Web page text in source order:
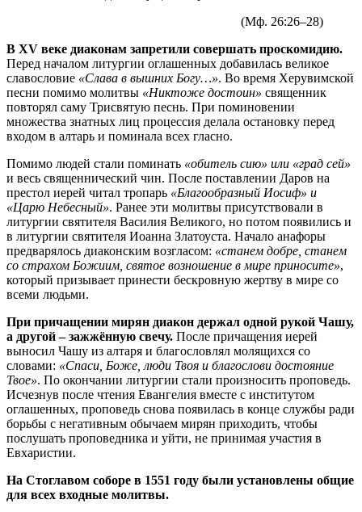
(Мф. 26:26–28)
В ХV веке диаконам запретили совершать проскомидию.
Перед началом литургии оглашенных добавилась великое
славословие «Слава в вышних Богу…». Во время Херувимской
песни помимо молитвы «Никтоже достоин» священник
повторял саму Трисвятую песнь. При поминовении
множества знатных лиц процессия делала остановку перед
входом в алтарь и поминала всех гласно.
Помимо людей стали поминать «обитель сию» или «град сей»
и весь священнический чин. После поставлении Даров на
престол иерей читал тропарь «Благообразный Иосиф» и
«Царю Небесный». Ранее эти молитвы присутствовали в
литургии святителя Василия Великого, но потом появились и
в литургии святителя Иоанна Златоуста. Начало анафоры
предварялось диаконским возгласом: «станем добре, станем
со страхом Божиим, святое возношение в мире приносите»,
который призывает принести бескровную жертву в мире со
всеми людьми.
При причащении мирян диакон держал одной рукой Чашу,
а другой – зажжённую свечу. После причащения иерей
выносил Чашу из алтаря и благословлял молящихся со
словами: «Спаси, Боже, люди Твоя и благослови достояние
Твое». По окончании литургии стали произносить проповедь.
Исчезнув после чтения Евангелия вместе с институтом
оглашенных, проповедь снова появилась в конце службы ради
борьбы с негативным обычаем мирян приходить, чтобы
послушать проповедника и уйти, не принимая участия в
Евхаристии.
На Стоглавом соборе в 1551 году были установлены общие
для всех входные молитвы.